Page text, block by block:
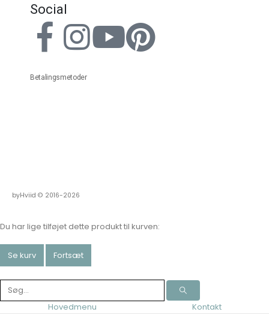
Social
Betalingsmetoder
byHviid © 2016-2026
Du har lige tilføjet dette produkt til kurven:
Se kurv Fortsæt
Hovedmenu Kontakt